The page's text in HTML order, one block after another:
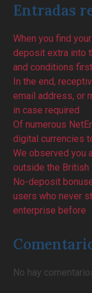
Entradas
When you find
deposit extra into
and conditions first
In the end,
email address, or
in case required
Of numerous
digital currencies
We observed you
outside the British
No-deposit
users who never
enterprise before
No hay